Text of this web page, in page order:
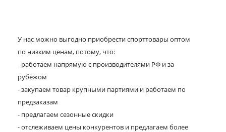
У нас можно выгодно приобрести спорттовары оптом
по низким ценам, потому, что:
- работаем напрямую с производителями РФ и за
рубежом
- закупаем товар крупными партиями и работаем по
предзаказам
- предлагаем сезонные скидки
- отслеживаем цены конкурентов и предлагаем более